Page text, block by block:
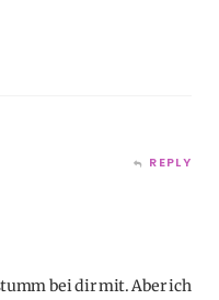
REPLY
bei dir mit. Aber ich